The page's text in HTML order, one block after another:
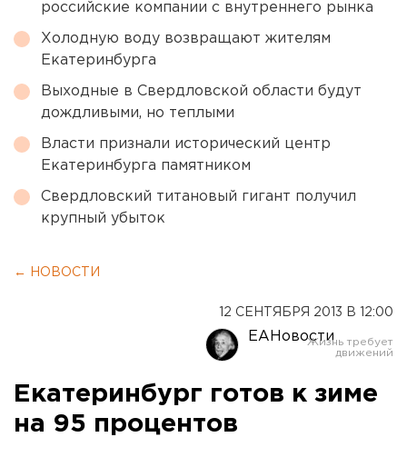
российские компании с внутреннего рынка
Холодную воду возвращают жителям
Екатеринбурга
Выходные в Свердловской области будут
дождливыми, но теплыми
Власти признали исторический центр
Екатеринбурга памятником
Свердловский титановый гигант получил
крупный убыток
← НОВОСТИ
12 СЕНТЯБРЯ 2013 В 12:00
ЕАНовости
Екатеринбург готов к зиме
на 95 процентов